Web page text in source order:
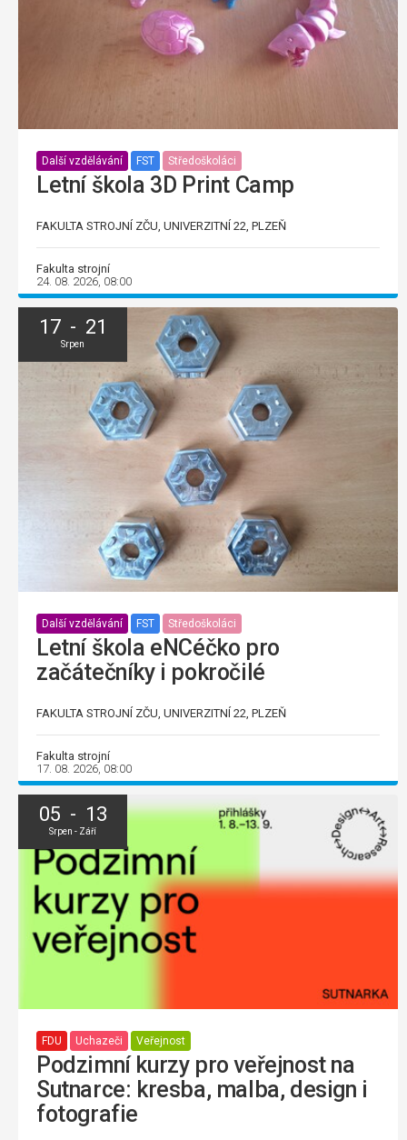
Další vzdělávání FST Středoškoláci
Letní škola 3D Print Camp
FAKULTA STROJNÍ ZČU, UNIVERZITNÍ 22, PLZEŇ
Fakulta strojní
24. 08. 2026, 08:00
17 - 21
Srpen
Další vzdělávání FST Středoškoláci
Letní škola eNCéčko pro
začátečníky i pokročilé
FAKULTA STROJNÍ ZČU, UNIVERZITNÍ 22, PLZEŇ
Fakulta strojní
17. 08. 2026, 08:00
05 - 13
Srpen - Září
FDU Uchazeči Veřejnost
Podzimní kurzy pro veřejnost na
Sutnarce: kresba, malba, design i
fotografie